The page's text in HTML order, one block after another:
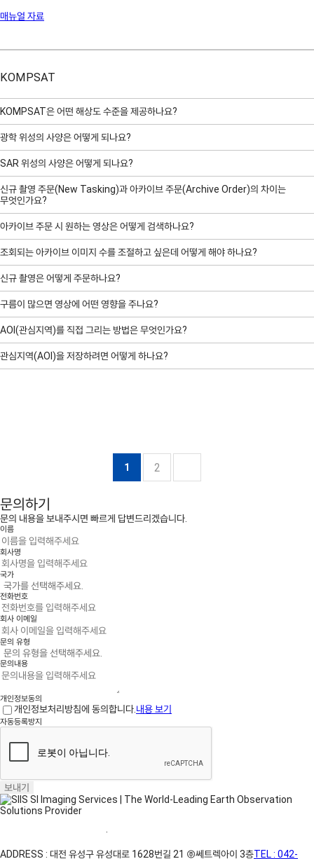
매뉴얼 자료
KOMPSAT
KOMPSAT은 어떤 해상도 수준을 제공하나요?
KOMPSAT이 제공하는 해상도는 다음과 같습니다.
- 광학 위성 (예: KOMPSAT-3/3A): 40cm ~ 50cm
- SAR 위성 (KOMPSAT-5, KOMPSAT-6 예정): 85cm ~ 1m (모드 및
각도에 따라 다름)
광학 위성의 사양은 어떻게 되나요?
광학위성인 KOMPSAT 3와 KOMPSAT 3A의 사양은 다음과 같습니다.
KOMPSAT-3
-해상도
-관측폭 : 16km (Nadir)
-스펙트럼 밴드:
PAN: 450–900nm
Green: 520–600nm
Red: 630–690nm
NIR: 760–900nm
KOMPSAT-3A
-해상도: PAN 0.4m / MS 1.6m
SAR 위성의 사양은 어떻게 되나요?
SAR위성인 KOMPSAT 5의 사양은 다음과 같습니다.
-해상도: 0.85m
- 밴드: X-Band SAR
- 지도 투영 / 데이텀: UTM / WGS 84
-위치 정확도:4.82m RMSE, 6.22m CE90
-궤도: 태양동기궤도
: 97.06deg.
-MLTAN: 06:00, 18:00 (local time)
-파일 형식: HDF5 / GeoTIFF
-Polarization: Single polarization (VV, HH, VH, HV)
신규 촬영 주문(New Tasking)과 아카이브 주문(Archive Order)의 차이는
무엇인가요?
신규 촬영 주문 은 KOMPSAT 위성이 사용자의 요청에 따라 지정한 시간, 지역,
해상도, 센서로 촬영을 진행하는 서비스입니다.아카이브 주문은 이미 촬영된
위성영상을 SpaceEye의 방대한 데이터 아카이브에서 검색하여 제공하는
방식입니다.
아카이브 주문 시 원하는 영상은 어떻게 검색하나요?
SpaceEye는 사용자의 목적에 맞는 영상을 찾을 수 있도록 다양한 필터 기능을
제공합니다.
-날짜/계절 범위: 특정 날짜 또는 계절을 지정해 촬영된 영상을 찾을 수
있으며, 여러 날짜 범위를 추가할 수 있습니다.
-센서 종류
• Optical: 일반 광학 이미지
: KOMPSAT-5를 선택하거나, 또는 “전체”를 선택할 수
-운량 설정
수 있습니다.
일반적으로 화질이 더 좋습니다.
-Roll Angle : 위성이 촬영 시 좌우로 기울어진 정도를 조절할 수 있습니다.
-촬영 모드: Strip, Stereo 중 촬영 방식을 선택할 수 있습니다.
조회되는 아카이브 이미지 수를 조절하고 싶은데 어떻게 해야 하나요?
다음의 방법으로 조절할 수 있습니다.
1. ‘Archive Order’탭으로 이동
2. 오른쪽 상단의 필터 버튼 클릭
3. 운량 범위를 조정
※ 운량을 높게 설정하면 더 많은 이미지가 조회됩니다. 미리보기를 꼭 확인해
신규 촬영은 어떻게 주문하나요?
1. 지도에서 원하는 지역을 탐색하거나 검색합니다.
2. AOI(관심지역) 도구를 사용해 촬영하고 싶은 영역을 직접 지정합니다.
3. 해상도, 센서 등 옵션을 선택한 후 장바구니에 담고 결제하면 주문이
완료됩니다.
구름이 많으면 영상에 어떤 영향을 주나요?
- 신규 촬영 주문 시, 원하는 구름량(예: 10% 이하)을 지정할 수 있습니다.
지정된 구름량을 초과하면 환불 또는 재촬영 보상이 제공됩니다.
- 아카이브 영상은 미리보기로 구름 상태를 확인한 뒤 구매할 수 있습니다.
AOI(관심지역)를 직접 그리는 방법은 무엇인가요?
SpaceEye 플랫폼에서는 지도를 통해 원하는 형태의 AOI를 직접 그릴 수 있습니다.
- 권장 꼭짓점 수: 100개 이하 / 최대: 300개 이하
※ Shape File (zip) 업로드 시 주의사항:
- .shp 와 .prj 파일, 최소 2개 파일은 반드시 포함해야 합니다.
관심지역(AOI)을 저장하려면 어떻게 하나요?
1 2
문의하기
문의 내용을 보내주시면 빠르게 답변드리겠습니다.
이름
회사명
국가
전화번호
회사 이메일
문의 유형
문의내용
개인정보동의
개인정보처리방침에 동의합니다.내용 보기
자동등록방지
보내기
·
ADDRESS : 대전 유성구 유성대로 1628번길 21 ㈜쎄트렉아이 3층TEL : 042-